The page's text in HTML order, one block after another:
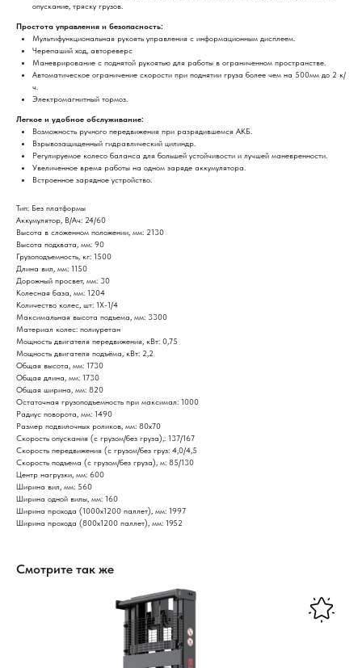
опускание, тряску грузов.
Простота управления и безопасность:
Мультифункциональная рукоять управления с информационным дисплеем.
Черепаший ход, автореверс
Маневрирование с поднятой рукоятью для работы в ограниченном пространстве.
Автоматическое ограничение скорости при поднятии груза более чем на 500мм до 2 к/
ч.
Электромагнитный тормоз.
Легкое и удобное обслуживание:
Возможность ручного передвижения при разрядившемся АКБ.
Взрывозащищенный гидравлический цилиндр.
Регулируемое колесо баланса для большей устойчивости и лучшей маневренности.
Увеличенное время работы на одном заряде аккумулятора.
Встроенное зарядное устройство.
Тип: Без платформы
Аккумулятор, В/Ач: 24/60
Высота в сложенном положении, мм: 2130
Высота подхвата, мм: 90
Грузоподъемность, кг: 1500
Длина вил, мм: 1150
Дорожный просвет, мм: 30
Колесная база, мм: 1204
Количество колес, шт: 1X-1/4
Максимальная высота подъема, мм: 3300
Материал колес: полиуретан
Мощность двигателя передвижения, кВт: 0,75
Мощность двигателя подъёма, кВт: 2,2
Общая высота, мм: 1730
Общая длина, мм: 1730
Общая ширина, мм: 820
Остаточная грузоподъемность при максимал: 1000
Радиус поворота, мм: 1490
Размер подвилочных роликов, мм: 80x70
Скорость опускания (с грузом/без груза),: 137/167
Скорость передвижения (с грузом/без груз: 4,0/4,5
Скорость подъема (с грузом/без груза), м: 85/130
Центр нагрузки, мм: 600
Ширина вил, мм: 560
Ширина одной вилы, мм: 160
Ширина прохода (1000х1200 паллет), мм: 1997
Ширина прохода (800х1200 паллет), мм: 1952
Смотрите так же